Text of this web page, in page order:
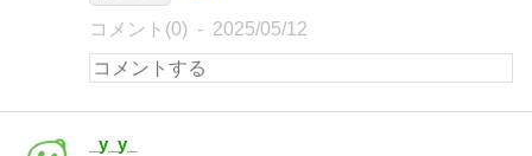
コメント(0) 2025/05/12
_y_y_